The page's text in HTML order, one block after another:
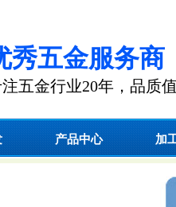
秀五金服务商
五金行业20年，品质
产品中心 加